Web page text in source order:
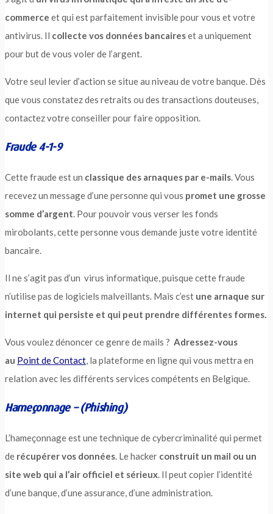
commerce et qui est parfaitement invisible pour vous et votre
antivirus. Il collecte vos données bancaireset a uniquement
pour but de vous voler de l’argent.
Votre seul levier d’action se situe au niveau de votre banque. Dès
que vous constatez des retraits ou des transactions douteuses,
contactez votre conseiller pour faire opposition.
Fraude 4-1-9
Cette fraude est un classique des arnaques par e-mails. Vous
recevez un message d’une personne qui vous promet une grosse
somme d’argent. Pour pouvoir vous verser les fonds
mirobolants, cette personne vous demande juste votre identité
bancaire.
Il ne s’agit pas d’un virus informatique, puisque cette fraude
n’utilise pas de logiciels malveillants. Mais c’est une arnaque sur
internet qui persiste et qui peut prendre différentes formes.
Vous voulez dénoncer ce genre de mails ? Adressez-vous
au Point de Contact, la plateforme en ligne qui vous mettra en
relation avec les différents services compétents en Belgique.
Hameçonnage – (Phishing)
L’hameçonnage est une technique de cybercriminalité qui permet
de récupérer vos données. Le hacker construit un mail ou un
site web qui a l’air officiel et sérieux. Il peut copier l’identité
d’une banque, d’une assurance, d’une administration.